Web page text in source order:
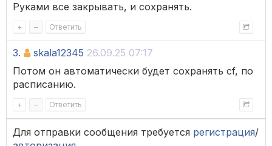
Руками все закрывать, и сохранять.
+ – Ответить
3. skala12345 26.09.25 07:17
Потом он автоматически будет сохранять cf, по
расписанию.
+ – Ответить
Для отправки сообщения требуется регистрация/